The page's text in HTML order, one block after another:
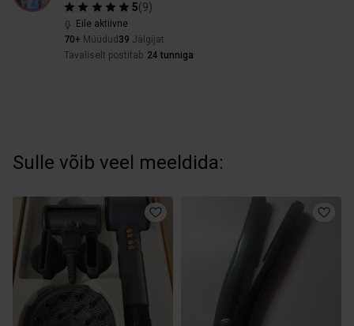
5(9)
Eile aktiivne
70+ Müüdud 39 Jälgijat
Tavaliselt postitab 24 tunniga
Sulle võib veel meeldida: